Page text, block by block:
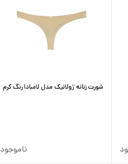
شورت زنانه ژولانیک مدل لامبادا رنگ کرم
ناموجود